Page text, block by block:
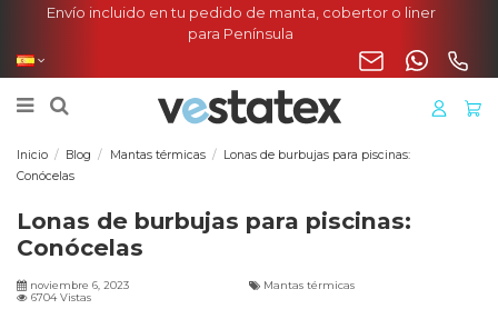
Envío incluido en tu pedido de manta, cobertor o liner
para Península
Inicio Blog Mantas térmicas
Lonas de burbujas para piscinas:
Conócelas
Lonas de burbujas para piscinas:
Conócelas
noviembre 6, 2023
Mantas térmicas
6704 Vistas